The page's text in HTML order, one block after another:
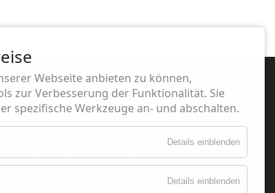
mocc.de
Webseite anbieten zu können,
zur Verbesserung der Funktionalität. Sie
spezifische Werkzeuge an- und abschalten.
Details einblenden
Details einblenden